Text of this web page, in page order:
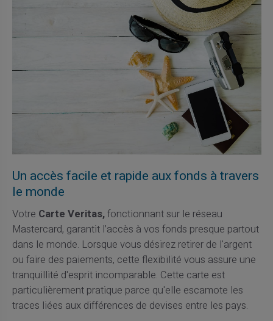
Un accès facile et rapide aux fonds à travers
le monde
Votre Carte Veritas,fonctionnant sur le réseau
Mastercard, garantit l’accès à vos fonds presque partout
dans le monde. Lorsque vous désirez retirer de l'argent
ou faire des paiements, cette flexibilité vous assure une
tranquillité d'esprit incomparable. Cette carte est
particulièrement pratique parce qu'elle escamote les
traces liées aux différences de devises entre les pays.